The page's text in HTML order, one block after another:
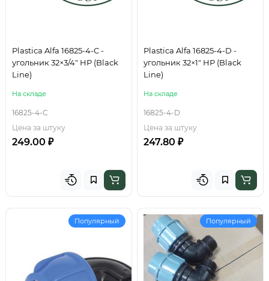
Plastica Alfa 16825-4-C -
угольник 32×3/4" НР (Black
Line)
На складе
16825-4-C
Цена за штуку
249.00 ₽
Plastica Alfa 16825-4-D -
угольник 32×1" НР (Black
Line)
На складе
16825-4-D
Цена за штуку
247.80 ₽
Популярный Популярный